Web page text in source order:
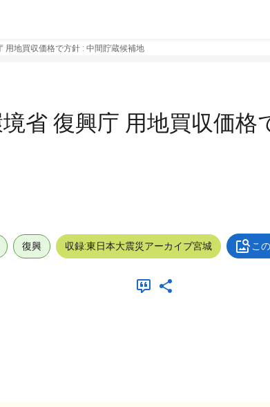
用地買収価格で方針 : 中間貯蔵候補地
省 復興庁 用地買収価格
復興 収録:東日本大震災アーカイブ宮城 こ